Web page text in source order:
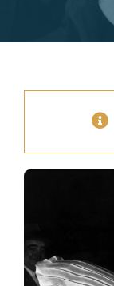
Press
Login